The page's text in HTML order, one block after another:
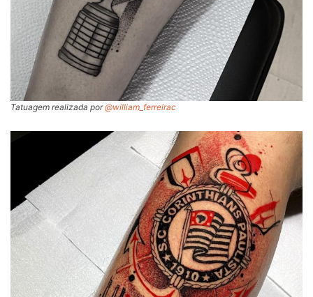
Tatuagem realizada por@william_ferreirac